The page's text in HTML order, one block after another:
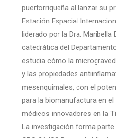
puertorriqueña al lanzar su
Estación Espacial
liderado por la Dra. Maribella
catedrática del
estudia cómo la
y las propiedades
mesenquimales, con el
para la biomanufactura en
médicos innovadores en la
La investigación forma